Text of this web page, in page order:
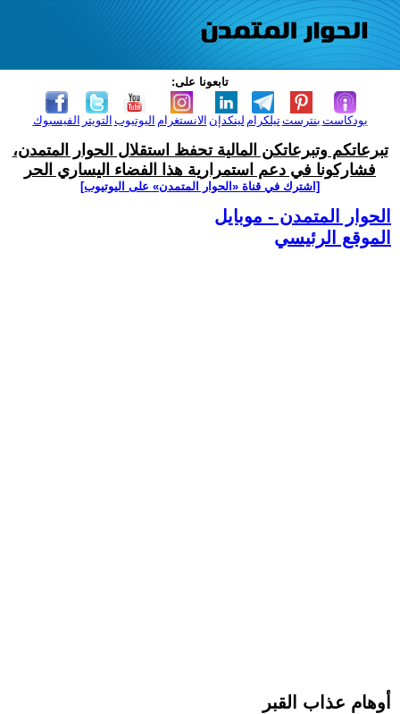
تابعونا على:
الفيسبوك التويتر اليوتيوب الانستغرام لينكدإن تيلكرامبنترست بودكاست
تبرعاتكم وتبرعاتكن المالية تحفظ استقلال الحوار المتمدن،
فشاركونا في دعم استمرارية هذا الفضاء اليساري الحر
[اشترك في قناة ‫«الحوار المتمدن» على اليوتيوب]
الحوار المتمدن - موبايل
الموقع الرئيسي
أوهام عذاب القبر